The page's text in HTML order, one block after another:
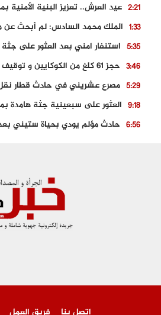
2:21
1:33
5:35
3:46 حجز 61 كلغ من الكوكايين و توقيف شخصين بالكركرات
5:29 مصرع عشريني في حادث قطار
9:18 العثور على سبعينية جثة هامدة
6:56